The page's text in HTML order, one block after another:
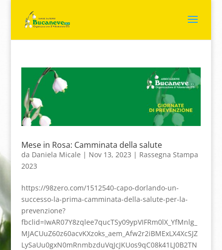
Mese in Rosa: Camminata della salute
da Daniela Micale | Nov 13, 2023 | Rassegna Stampa
2023
https://98zero.com/1512540-capo-dorlando-un-
successo-la-prima-camminata-della-salute-per-la-
prevenzione?
fbclid=IwAR07Y8zqlee7qucTSy09ypVIFRm0lX_YfMnlg_
MJACUuZ60z60acvKXzoks_aem_Afw2r2iBMExLX4XcSJZ
LySaUu0gxN0mRnmbzduVqJcJKUos9qC08k41LJ0B2TN